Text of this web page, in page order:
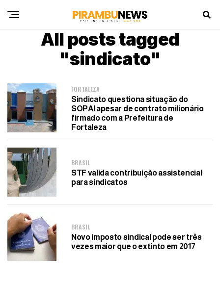
All posts tagged
"sindicato"
FORTALEZA
Sindicato questiona situação do
SOPAI apesar de contrato milionário
firmado com a Prefeitura de
Fortaleza
BRASIL
STF valida contribuição assistencial
para sindicatos
BRASIL
Novo imposto sindical pode ser três
vezes maior que o extinto em 2017